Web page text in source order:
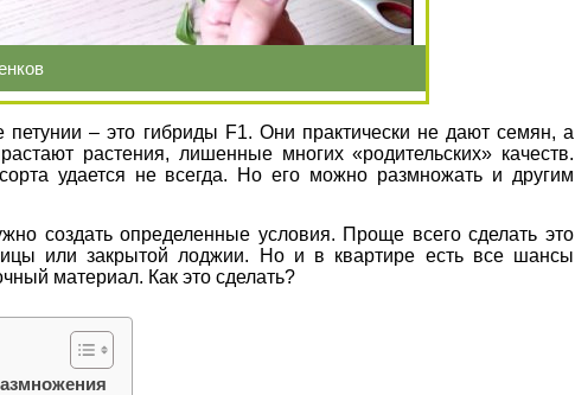
– это гибриды F1. Они практически не дают семян, а
растения, лишенные многих «родительских» качеств.
удается не всегда. Но его можно размножать и другим
создать определенные условия. Проще всего сделать это
или закрытой лоджии. Но и в квартире есть все шансы
материал. Как это сделать?